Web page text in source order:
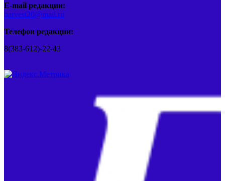
E-mail редакции:
barvest20@mail.ru
Телефон редакции:
8(383-612)-22-43